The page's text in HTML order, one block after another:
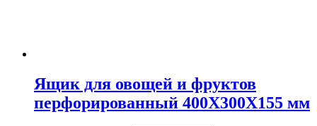
Ящик для овощей и фруктов
перфорированный 400Х300Х155 мм